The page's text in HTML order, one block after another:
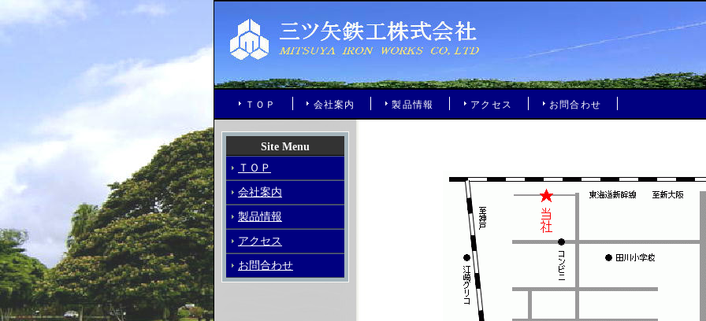
ＴＯＰ 会社案内 製品情報 アクセス お問合わせ
Site Menu
ＴＯＰ
会社案内
製品情報
アクセス
お問合わせ